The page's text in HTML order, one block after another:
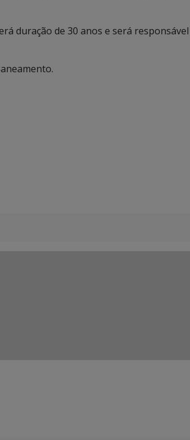
duração de 30 anos e será responsável